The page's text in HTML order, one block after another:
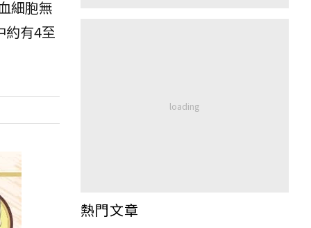
細胞無
約有4至
熱門文章